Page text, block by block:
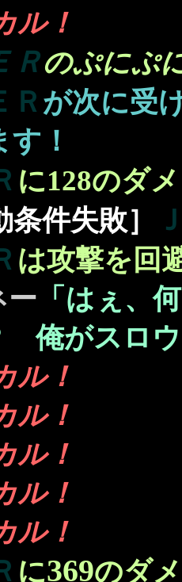
ル！
Ｒのぷにぷ
Ｒ が次に受
！
に128のダ
条件失敗］
は攻撃を回
ー 「はぇ、
俺がスロ
ル！
ル！
ル！
ル！
ル！
に369のダ